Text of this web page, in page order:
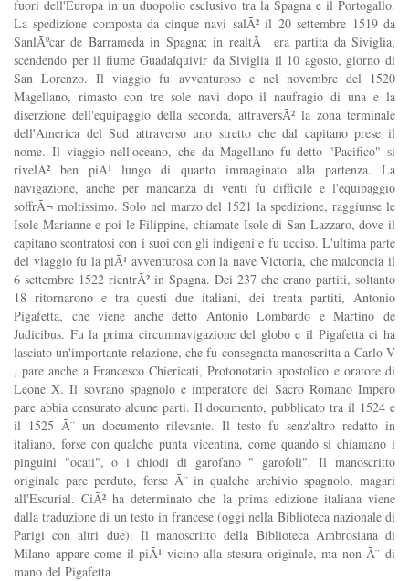
fuori dell'Europa in un duopolio esclusivo tra la Spagna e il Portogallo.
La spedizione composta da cinque navi salÃ² il 20 settembre 1519 da
SanlÃºcar de Barrameda in Spagna; in realtÃ era partita da Siviglia,
scendendo per il fiume Guadalquivir da Siviglia il 10 agosto, giorno di
San Lorenzo. Il viaggio fu avventuroso e nel novembre del 1520
Magellano, rimasto con tre sole navi dopo il naufragio di una e la
diserzione dell'equipaggio della seconda, attraversÃ² la zona terminale
dell'America del Sud attraverso uno stretto che dal capitano prese il
nome. Il viaggio nell'oceano, che da Magellano fu detto "Pacifico" si
rivelÃ² ben piÃ¹ lungo di quanto immaginato alla partenza. La
navigazione, anche per mancanza di venti fu difficile e l'equipaggio
soffrÃ¬ moltissimo. Solo nel marzo del 1521 la spedizione, raggiunse le
Isole Marianne e poi le Filippine, chiamate Isole di San Lazzaro, dove il
capitano scontratosi con i suoi con gli indigeni e fu ucciso. L'ultima parte
del viaggio fu la piÃ¹ avventurosa con la nave Victoria, che malconcia il
6 settembre 1522 rientrÃ² in Spagna. Dei 237 che erano partiti, soltanto
18 ritornarono e tra questi due italiani, dei trenta partiti, Antonio
Pigafetta, che viene anche detto Antonio Lombardo e Martino de
Judicibus. Fu la prima circumnavigazione del globo e il Pigafetta ci ha
lasciato un'importante relazione, che fu consegnata manoscritta a Carlo V
, pare anche a Francesco Chiericati, Protonotario apostolico e oratore di
Leone X. Il sovrano spagnolo e imperatore del Sacro Romano Impero
pare abbia censurato alcune parti. Il documento, pubblicato tra il 1524 e
il 1525 Ã¨ un documento rilevante. Il testo fu senz'altro redatto in
italiano, forse con qualche punta vicentina, come quando si chiamano i
pinguini "ocati", o i chiodi di garofano " garofoli". Il manoscritto
originale pare perduto, forse Ã¨ in qualche archivio spagnolo, magari
all'Escurial. CiÃ² ha determinato che la prima edizione italiana viene
dalla traduzione di un testo in francese (oggi nella Biblioteca nazionale di
Parigi con altri due). Il manoscritto della Biblioteca Ambrosiana di
Milano appare come il piÃ¹ vicino alla stesura originale, ma non Ã¨ di
mano del Pigafetta